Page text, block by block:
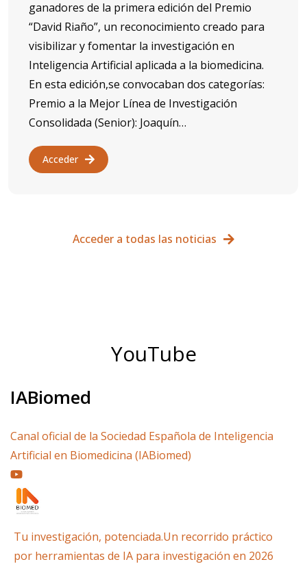
ganadores de la primera edición del Premio
“David Riaño”, un reconocimiento creado para
visibilizar y fomentar la investigación en
Inteligencia Artificial aplicada a la biomedicina.
En esta edición,se convocaban dos categorías:
Premio a la Mejor Línea de Investigación
Consolidada (Senior): Joaquín…
Acceder
Acceder a todas las noticias
YouTube
IABiomed
Canal oficial de la Sociedad Española de Inteligencia
Artificial en Biomedicina (IABiomed)
Tu investigación, potenciada.Un recorrido práctico
por herramientas de IA para investigación en 2026